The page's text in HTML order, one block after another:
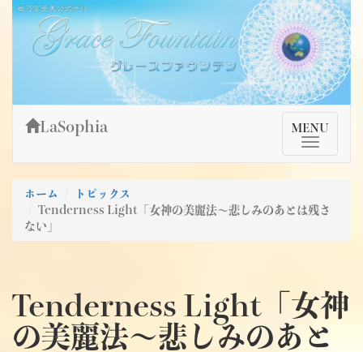
Skip
content
姫乃宮亜美公式サイト～Grace Fountain～
グレースファウンテン
TMenu
MENU
LaSophia
ホーム
トピックス
Tenderness Light「女神の美麗法～悲しみのあとは残さ
ない」
Tenderness Light「女神
の美麗法～悲しみのあと